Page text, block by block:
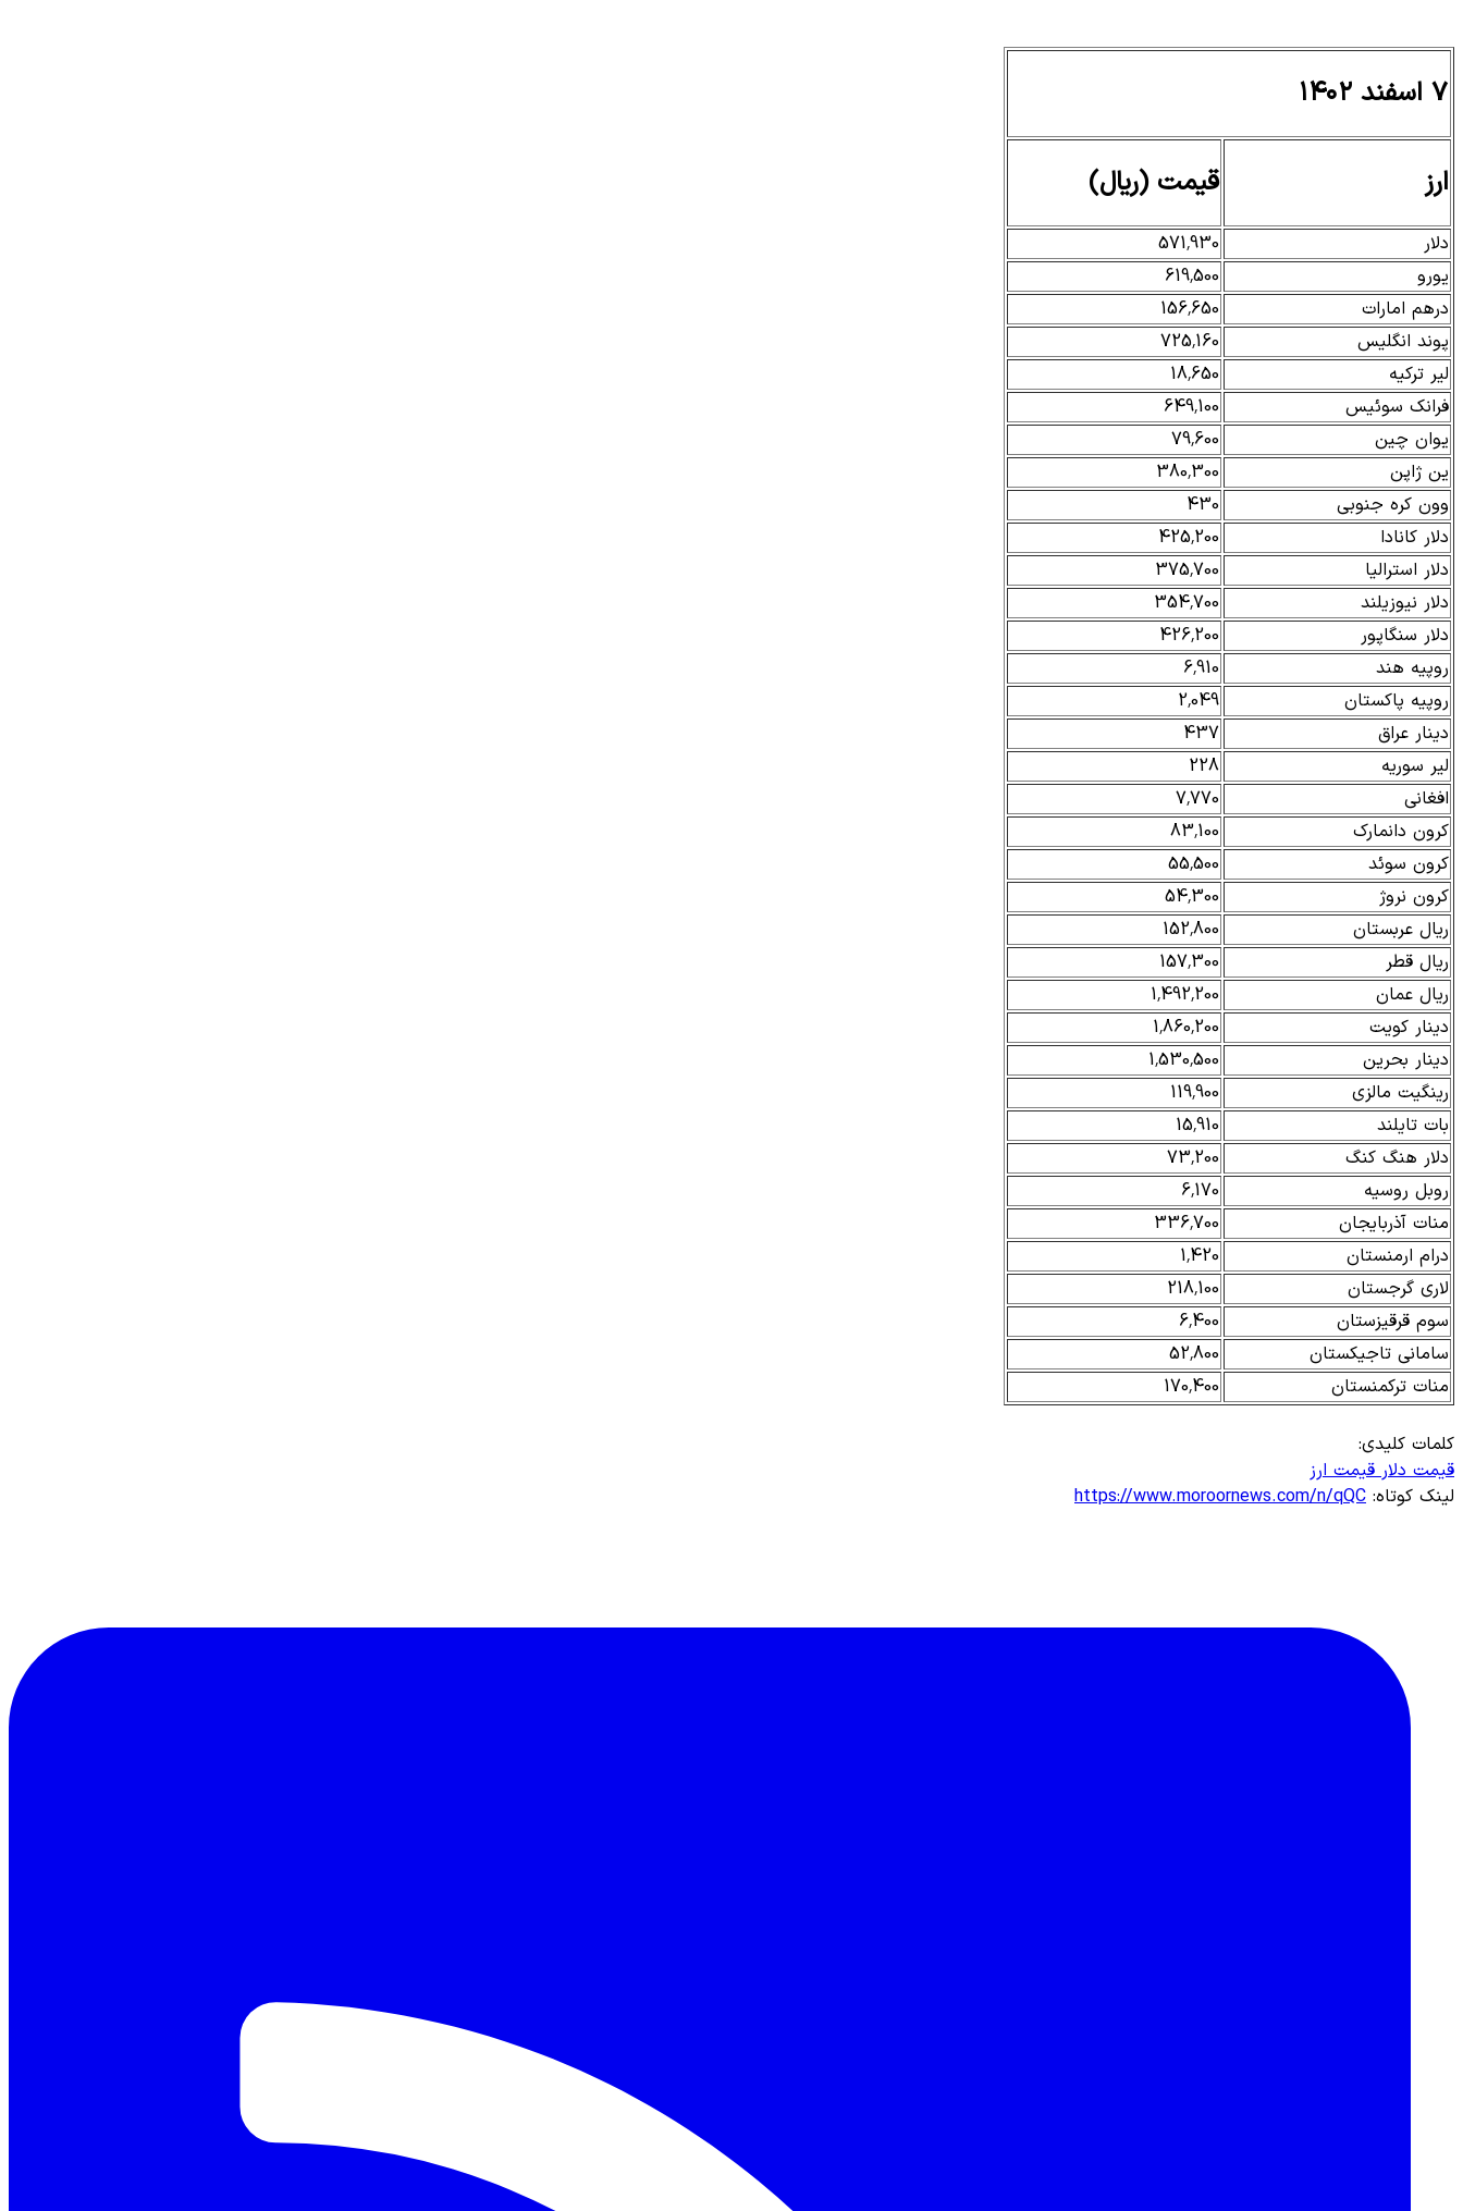
۷ اسفند ۱۴۰۲
ارز قیمت (ریال)
دلار
571,930
یورو
619,500
درهم امارات
156,650
پوند انگلیس
725,160
لیر ترکیه
18,650
فرانک سوئیس
649,100
یوان چین
79,600
ین ژاپن
380,300
وون کره جنوبی
430
دلار کانادا
425,200
دلار استرالیا
375,700
دلار نیوزیلند
354,700
دلار سنگاپور
426,200
روپیه هند
6,910
روپیه پاکستان
2,049
دینار عراق
437
لیر سوریه
228
افغانی
7,770
کرون دانمارک
83,100
کرون سوئد
55,500
کرون نروژ
54,300
ریال عربستان
152,800
ریال قطر
157,300
ریال عمان
1,492,200
دینار کویت
1,860,200
دینار بحرین
1,530,500
رینگیت مالزی
119,900
بات تایلند
15,910
دلار هنگ کنگ
73,200
روبل روسیه
6,170
منات آذربایجان
336,700
درام ارمنستان
1,420
لاری گرجستان
218,100
سوم قرقیزستان
6,400
سامانی تاجیکستان
52,800
منات ترکمنستان
170,400
کلمات کلیدی:
قیمت دلارقیمت ارز
لینک کوتاه: https://www.moroornews.com/n/qQC